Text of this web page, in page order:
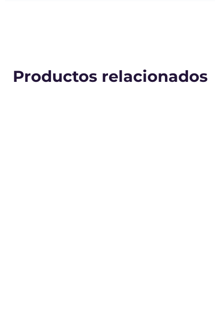
Productos relacionados